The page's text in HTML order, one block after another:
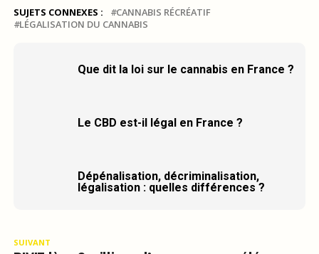
SUJETS CONNEXES :
CANNABIS RÉCRÉATIF
LÉGALISATION DU CANNABIS
Que dit la loi sur le cannabis en France ?
Le CBD est-il légal en France ?
Dépénalisation, décriminalisation,
légalisation : quelles différences ?
SUIVANT